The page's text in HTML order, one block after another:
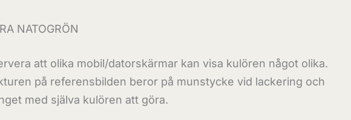
NATOGRÖN
att olika mobil/datorskärmar kan visa kulören något olika.
på referensbilden beror på munstycke vid lackering och
med själva kulören att göra.